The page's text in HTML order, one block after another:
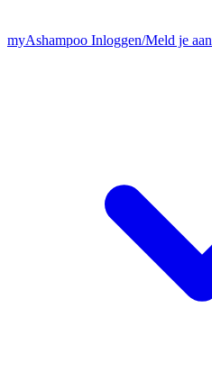
myAshampoo Inloggen/Meld je aan